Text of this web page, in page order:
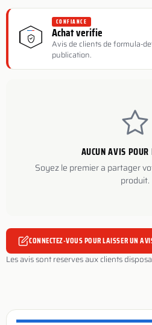
CONFIANCE
Achat verifie
Avis de clients de formula-
publication.
AUCUN AVIS
Soyez le premier a partager
produit.
CONNECTEZ-VOUS POUR LAISSER UN
Les avis sont reserves aux clients